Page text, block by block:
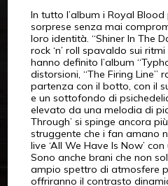
In tutto l’album i Royal
sorprese senza mai
loro identità. “Shiner In The
rock ‘n’ roll spavaldo sui
hanno definito l’album
distorsioni, “The Firing Line”
partenza con il botto, con il
e un sottofondo di
elevato da una melodia di
Through’ si spinge ancora
struggente che i fan amano
live ‘All We Have Is Now’
Sono anche brani che non
ampio spettro di atmosfere
offriranno il contrasto